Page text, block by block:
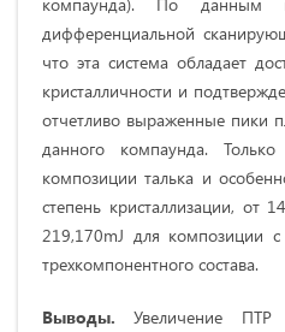
дифференциальной
что эта система обладает
кристалличности и
отчетливо выраженные пики
данного компаунда.
композиции талька и
степень кристаллизации, от
219,170mJ для композиции
трехкомпонентного состава.
Выводы.Увеличение ПТР